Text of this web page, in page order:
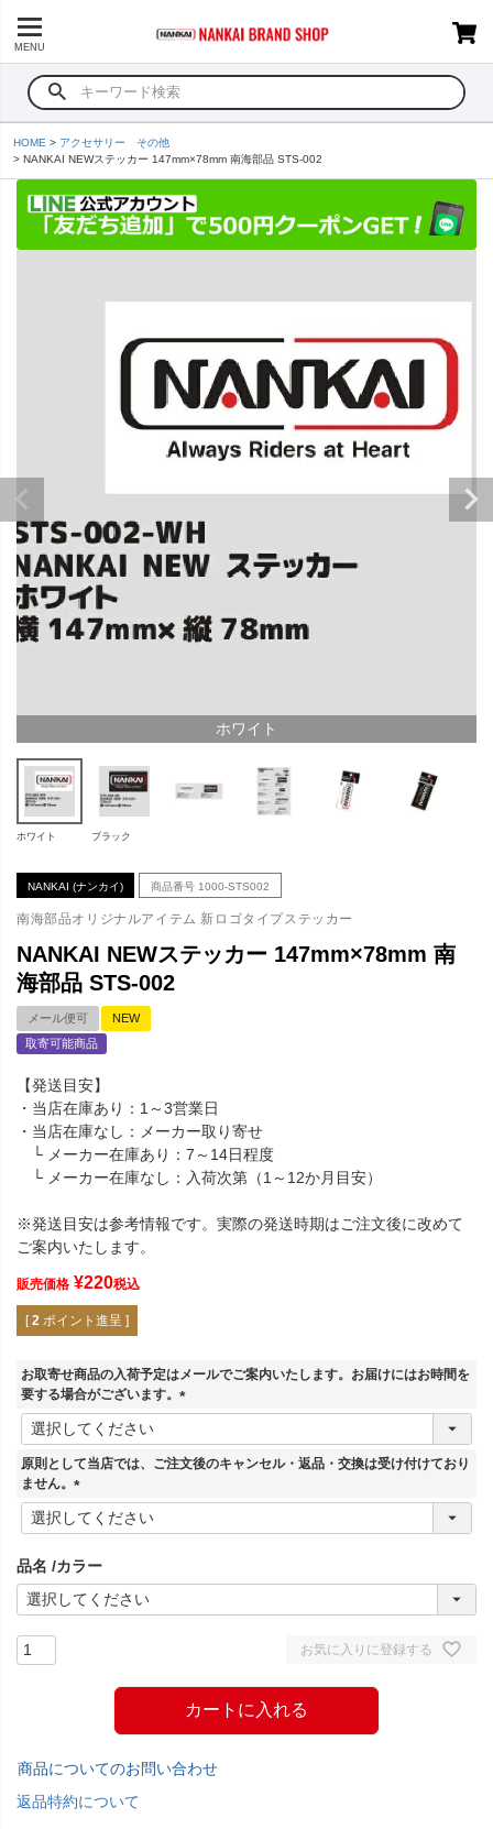
MENU
HOME
アクセサリー その他
NANKAI NEWステッカー 147mm×78mm 南海部品 STS-002
ホワイト
ホワイト ブラック
NANKAI (ナンカイ) 商品番号 1000-STS002
南海部品オリジナルアイテム 新ロゴタイプステッカー
NANKAI NEWステッカー 147mm×78mm 南
海部品 STS-002
メール便可
NEW
取寄可能商品
【発送目安】
・当店在庫あり：1～3営業日
・当店在庫なし：メーカー取り寄せ
└ メーカー在庫あり：7～14日程度
└ メーカー在庫なし：入荷次第（1～12か月目安）
※発送目安は参考情報です。実際の発送時期はご注文後に改めて
ご案内いたします。
販売価格 ¥220税込
[ 2 ポイント進呈 ]
お取寄せ商品の入荷予定はメールでご案内いたします。お届けにはお時間を
要する場合がございます。
(
須
原則として当店では、ご注文後のキャンセル・返品・交換は受け付けており
ません。
(
必
)
品名 カラー
お気に入りに登録する
カートに入れる
商品についてのお問い合わせ
返品特約について